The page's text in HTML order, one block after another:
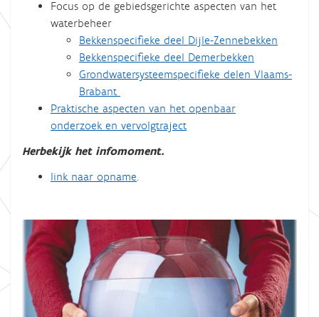
Focus op de gebiedsgerichte aspecten van het
waterbeheer
Bekkenspecifieke deel Dijle-Zennebekken
Bekkenspecifieke deel Demerbekken
Grondwatersysteemspecifieke delen Vlaams-
Brabant
Praktische aspecten van het openbaar
onderzoek en vervolgtraject
Herbekijk het infomoment.
link naar opname